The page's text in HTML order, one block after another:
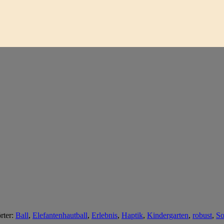
Ball, Elefantenhautball, Erlebnis, Haptik, Kindergarten, robust,